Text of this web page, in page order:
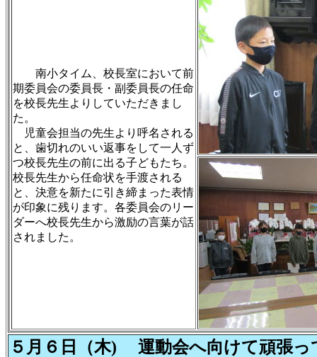
南小タイム、校長室において前
期委員会の委員長・副委員長の任命
を校長先生よりしていただきまし
た。
児童会担当の先生より呼名される
と、歯切れのいい返事をして一人ず
つ校長先生の前に出る子どもたち。
校長先生から任命状を手渡される
と、決意を新たに引き締まった表情
が印象に残ります。各委員会のリー
ダーへ校長先生から激励の言葉が話
されました。
５月６日（木) 運動会へ向けて頑張っ